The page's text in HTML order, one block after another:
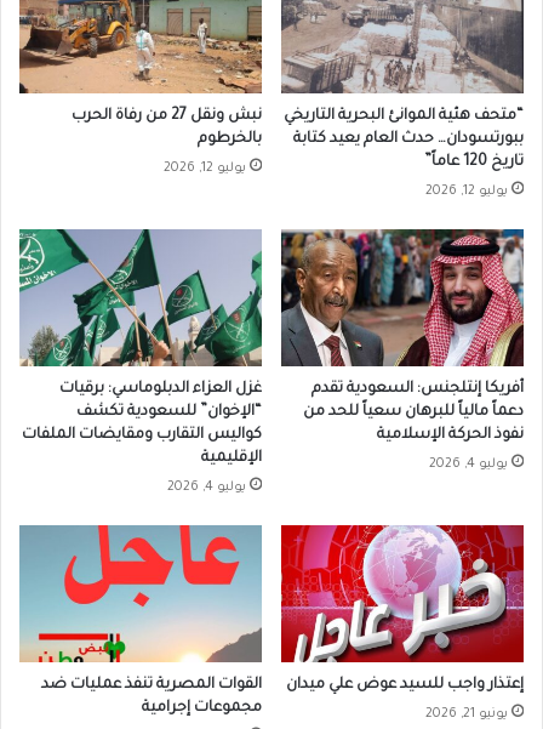
“متحف هئية الموانئ البحرية التاريخي
ببورتسودان… حدث العام يعيد كتابة
تاريخ 120 عاماً”
يوليو 12, 2026
نبش ونقل 27 من رفاة الحرب
بالخرطوم
يوليو 12, 2026
أفريكا إنتلجنس: السعودية تقدم
دعماً مالياً للبرهان سعياً للحد من
نفوذ الحركة الإسلامية
يوليو 4, 2026
غزل العزاء الدبلوماسي: برقيات
“الإخوان” للسعودية تكشف
كواليس التقارب ومقايضات الملفات
الإقليمية
يوليو 4, 2026
إعتذار واجب للسيد عوض علي ميدان
يونيو 21, 2026
القوات المصرية تنفذ عمليات ضد
مجموعات إجرامية